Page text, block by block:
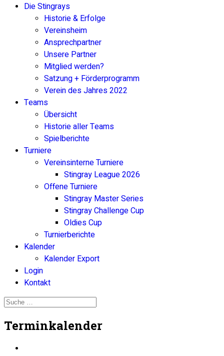
Die Stingrays
Historie & Erfolge
Vereinsheim
Ansprechpartner
Unsere Partner
Mitglied werden?
Satzung + Förderprogramm
Verein des Jahres 2022
Teams
Übersicht
Historie aller Teams
Spielberichte
Turniere
Vereinsinterne Turniere
Stingray League 2026
Offene Turniere
Stingray Master Series
Stingray Challenge Cup
Oldies Cup
Turnierberichte
Kalender
Kalender Export
Login
Kontakt
Terminkalender